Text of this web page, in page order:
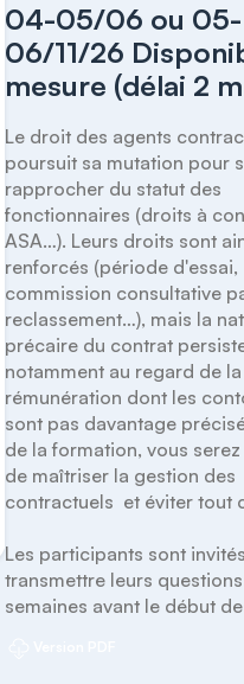
04-05/06 ou 05-
06/11/26
mesure (délai 2
Le droit des agents
poursuit sa mutation pour
rapprocher du statut des
fonctionnaires (droits à
ASA…). Leurs droits sont
renforcés (période d'essai,
commission consultative
reclassement…), mais la
précaire du contrat
notamment au regard de la
rémunération dont les
sont pas davantage
de la formation, vous
de maîtriser la gestion des
contractuels  et éviter tout
Les participants sont
transmettre leurs
semaines avant le début